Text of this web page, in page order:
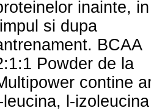
inainte, in
si dupa
BCAA
Powder de la
contine
leucina, l-